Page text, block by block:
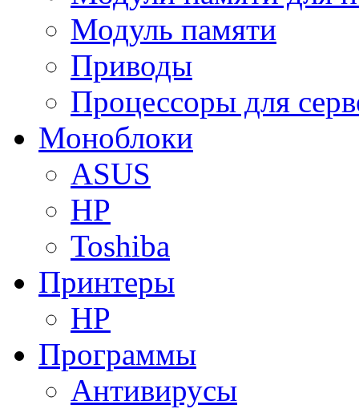
Модуль памяти
Приводы
Процессоры для
Моноблоки
ASUS
HP
Toshiba
Принтеры
HP
Программы
Антивирусы